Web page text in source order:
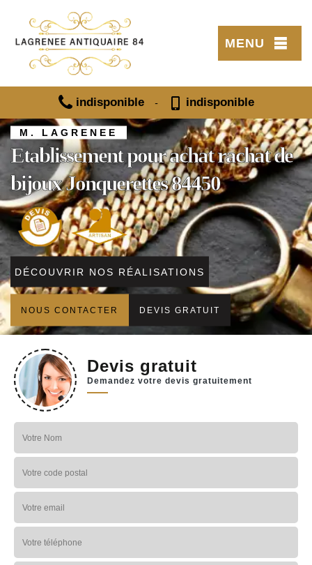
MENU
indisponible - indisponible
M. LAGRENEE
Etablissement pour achat rachat de
bijoux Jonquerettes 84450
DÉCOUVRIR NOS RÉALISATIONS
NOUS CONTACTER DEVIS GRATUIT
Devis gratuit
Demandez votre devis gratuitement